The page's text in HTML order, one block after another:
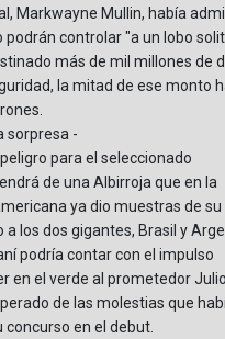
Markwayne Mullin, había
podrán controlar "a un lobo
más de mil millones de
la mitad de ese monto
sorpresa -
para el seleccionado
de una Albirroja que en la
ya dio muestras de su
los dos gigantes, Brasil y
podría contar con el impulso
en el verde al prometedor
de las molestias que
concurso en el debut.